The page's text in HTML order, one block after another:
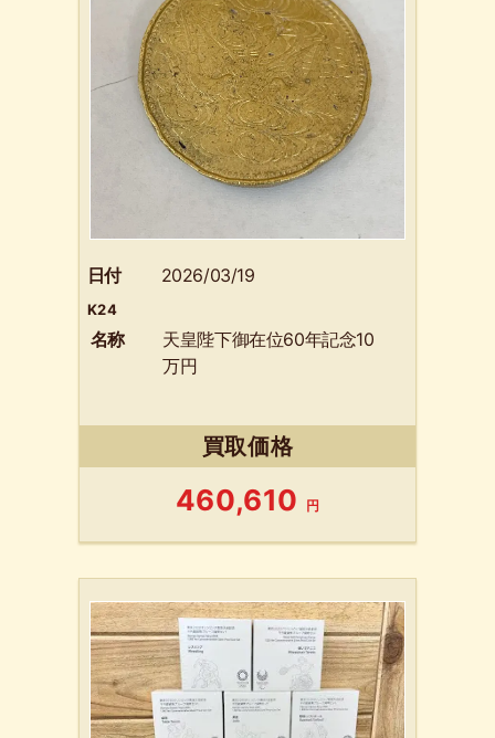
日付 2026/03/19
K24
名称
天皇陛下御在位60年記念10
万円
買取価格
460,610 円